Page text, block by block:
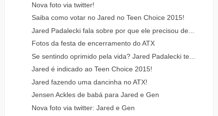
Nova foto via twitter!
Saiba como votar no Jared no Teen Choice 2015!
Jared Padalecki fala sobre por que ele precisou de...
Fotos da festa de encerramento do ATX
Se sentindo oprimido pela vida? Jared Padalecki te...
Jared é indicado ao Teen Choice 2015!
Jared fazendo uma dancinha no ATX!
Jensen Ackles de babá para Jared e Gen
Nova foto via twitter: Jared e Gen